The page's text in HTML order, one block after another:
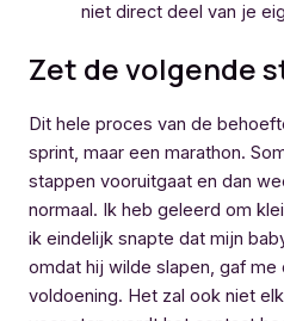
niet direct deel van je
Zet de volgende
Dit hele proces van de
sprint, maar een marathon.
stappen vooruitgaat en dan
normaal. Ik heb geleerd om
ik eindelijk snapte dat mijn
omdat hij wilde slapen, gaf me
voldoening. Het zal ook niet